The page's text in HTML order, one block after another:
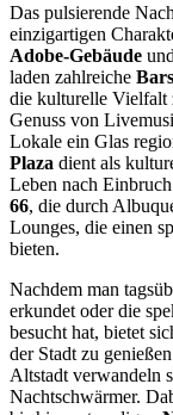
Das pulsierende
einzigartigen
Adobe-Gebäude
laden zahlreiche Bars
die kulturelle Vielfalt
Genuss von
Lokale ein Glas
Plaza dient als
Leben nach
66, die durch
Lounges, die einen
bieten.
Nachdem man
erkundet oder die
besucht hat, bietet
der Stadt zu
Altstadt verwandeln
Nachtschwärmer.